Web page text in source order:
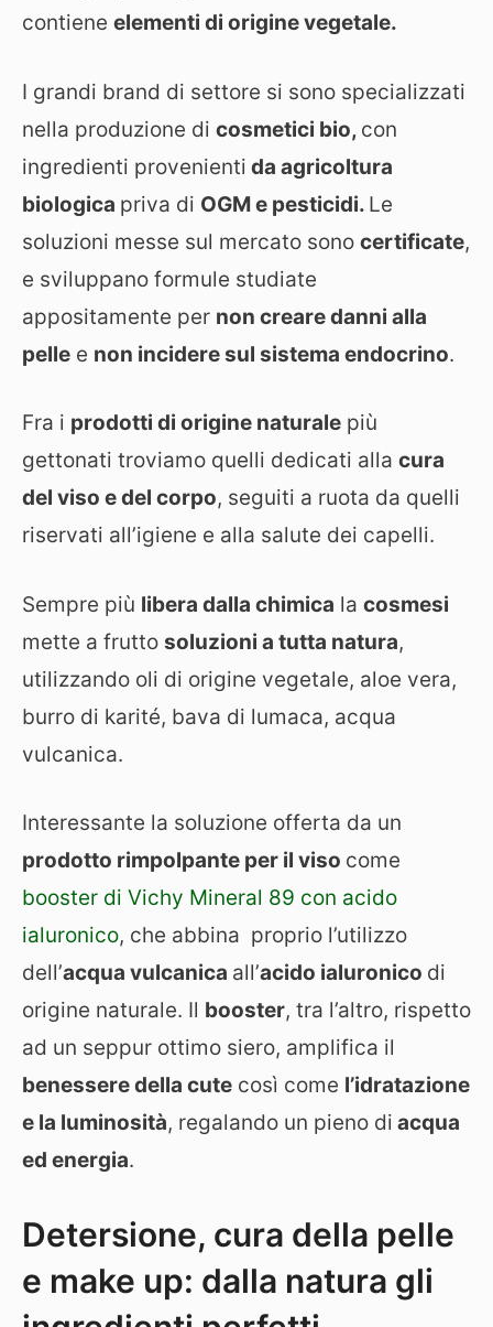
contiene elementi di origine vegetale.
I grandi brand di settore si sono specializzati
nella produzione di cosmetici bio, con
ingredienti provenienti da agricoltura
biologica priva di OGM e pesticidi. Le
soluzioni messe sul mercato sono certificate,
e sviluppano formule studiate
appositamente per non creare danni alla
pelle e non incidere sul sistema endocrino.
Fra i prodotti di origine naturale più
gettonati troviamo quelli dedicati alla cura
del viso e del corpo, seguiti a ruota da quelli
riservati all’igiene e alla salute dei capelli.
Sempre più libera dalla chimica la cosmesi
mette a frutto soluzioni a tutta natura,
utilizzando oli di origine vegetale, aloe vera,
burro di karité, bava di lumaca, acqua
vulcanica.
Interessante la soluzione offerta da un
prodotto rimpolpante per il viso come
booster di Vichy Mineral 89 con acido
ialuronico, che abbina proprio l’utilizzo
dell’acqua vulcanica all’acido ialuronico di
origine naturale. Il booster, tra l’altro, rispetto
ad un seppur ottimo siero, amplifica il
benessere della cute così come l’idratazione
e la luminosità, regalando un pieno di acqua
ed energia.
Detersione, cura della pelle
e make up: dalla natura gli